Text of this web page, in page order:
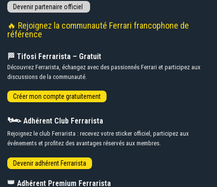
🔥 Rejoignez la communauté Ferrari francophone de
référence
🏁 Tifosi Ferrarista – Gratuit
Découvrez Ferrarista, échangez avec des passionnés Ferrari et participez aux
discussions de la communauté.
🏎️ Adhérent Club Ferrarista
Rejoignez le club Ferrarista : recevez votre sticker officiel, participez aux
événements et profitez des avantages réservés aux membres.
👑 Adhérent Premium Ferrarista